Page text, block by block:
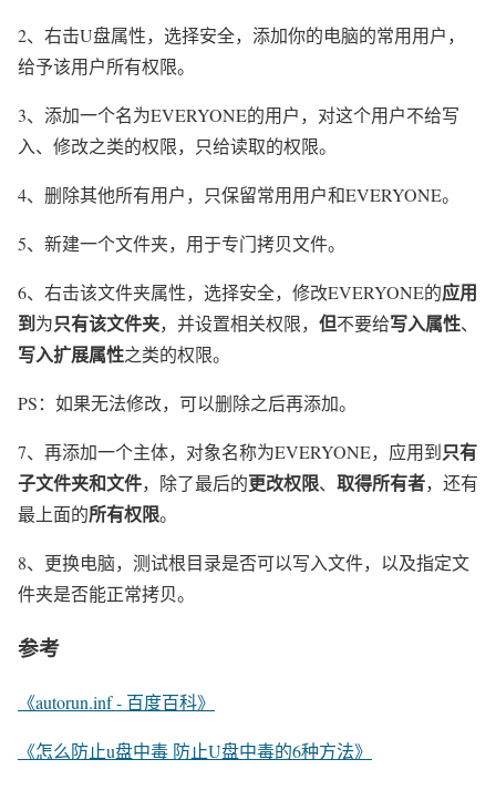
2、右击U盘属性，选择安全，添加你的电脑的常用用户，
给予该用户所有权限。
3、添加一个名为EVERYONE的用户，对这个用户不给写
入、修改之类的权限，只给读取的权限。
4、删除其他所有用户，只保留常用用户和EVERYONE。
5、新建一个文件夹，用于专门拷贝文件。
6、右击该文件夹属性，选择安全，修改EVERYONE的应用
到为只有该文件夹，并设置相关权限， 但不要给写入属性、
写入扩展属性之类的权限。
PS：如果无法修改，可以删除之后再添加。
7、再添加一个主体，对象名称为EVERYONE，应用到只有
子文件夹和文件，除了最后的更改权限、 取得所有者，还有
最上面的所有权限。
8、更换电脑，测试根目录是否可以写入文件，以及指定文
件夹是否能正常拷贝。
参考
《autorun.inf - 百度百科》
《怎么防止u盘中毒 防止U盘中毒的6种方法》